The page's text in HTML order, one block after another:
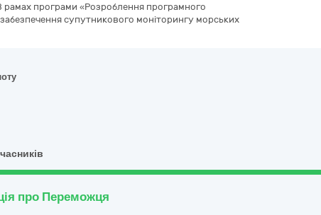
рамах програми «Розроблення програмного
супутникового моніторингу морських
про Переможця